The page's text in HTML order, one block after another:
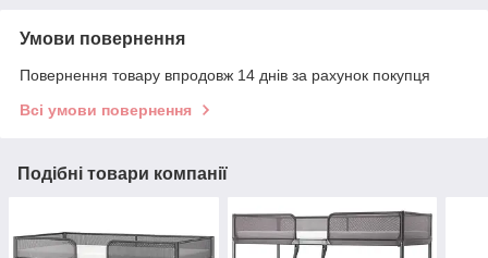
Умови повернення
Повернення товару впродовж 14 днів за рахунок покупця
Всі умови повернення
Подібні товари компанії